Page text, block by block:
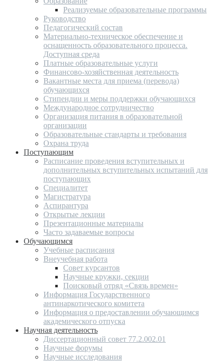
Реализуемые образовательные программы
Руководство
Педагогический состав
Материально-техническое обеспечение и
оснащенность образовательного процесса.
Доступная среда
Платные образовательные услуги
Финансово-хозяйственная деятельность
Вакантные места для приема (перевода)
обучающихся
Стипендии и меры поддержки обучающихся
Международное сотрудничество
Организация питания в образовательной
организации
Образовательные стандарты и требования
Охрана труда
Поступающим
Расписание проведения вступительных и
дополнительных вступительных испытаний для
поступающих
Специалитет
Магистратура
Аспирантура
Открытые лекции
Презентационные материалы
Часто задаваемые вопросы
Обучающимся
Учебные расписания
Внеучебная работа
Совет курсантов
Научные кружки, секции
Поисковый отряд «Связь времен»
Информация Государственного
антинаркотического комитета
Информация о предоставлении обучающимся
академического отпуска
Научная деятельность
Диссертационный совет 77.2.002.01
Научные форумы
Научные исследования